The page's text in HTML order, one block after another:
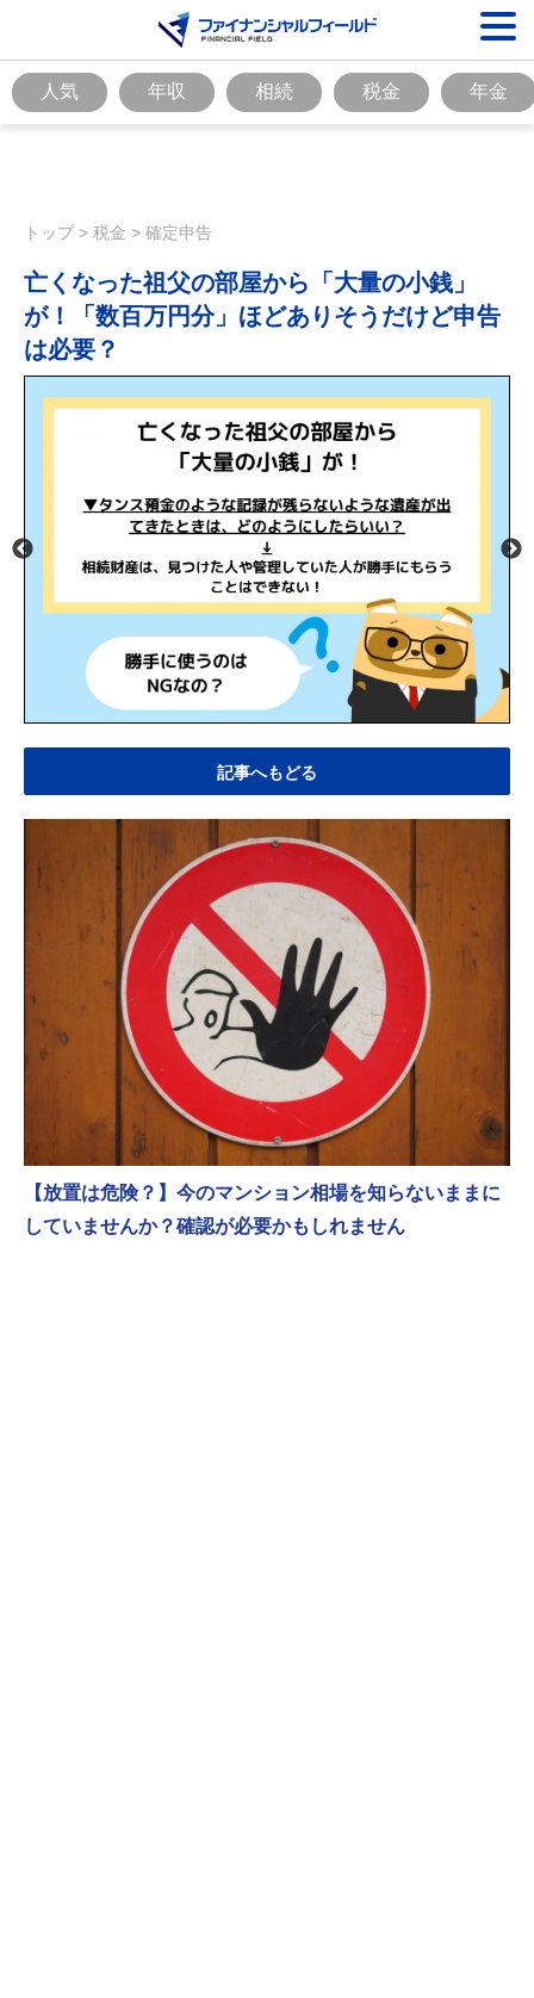
人気 年収 相続 税金 年金
トップ> 税金 > 確定申告
亡くなった祖父の部屋から「大量の小銭」
が！「数百万円分」ほどありそうだけど申告
は必要？
記事へもどる
【放置は危険？】今のマンション相場を知らないままに
していませんか？確認が必要かもしれません